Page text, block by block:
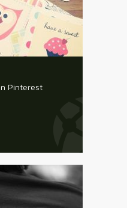
Pinterest